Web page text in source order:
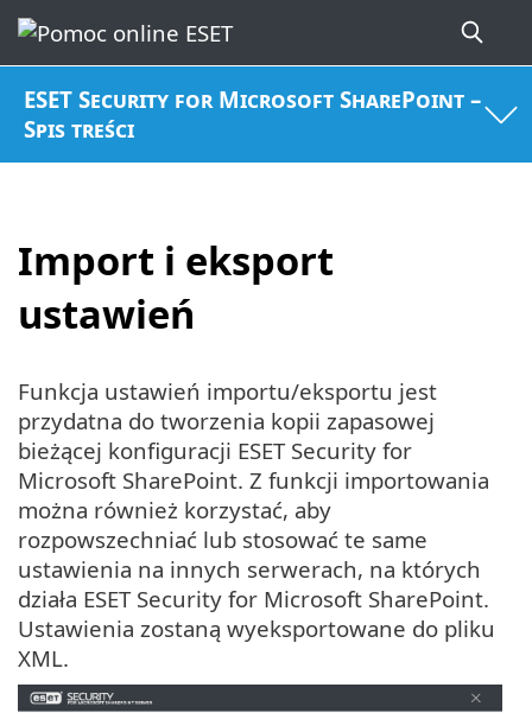
ESET Security for Microsoft SharePoint –
Spis treści
Import i eksport
ustawień
Funkcja ustawień importu/eksportu jest
przydatna do tworzenia kopii zapasowej
bieżącej konfiguracji ESET Security for
Microsoft SharePoint. Z funkcji importowania
można również korzystać, aby
rozpowszechniać lub stosować te same
ustawienia na innych serwerach, na których
działa ESET Security for Microsoft SharePoint.
Ustawienia zostaną wyeksportowane do pliku
XML.